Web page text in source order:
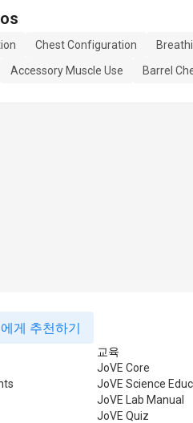
Chest Configuration
Accessory Muscle Use Barrel
게 추천하기
교육
JoVE Core
JoVE Science
JoVE Lab Manual
JoVE Quiz